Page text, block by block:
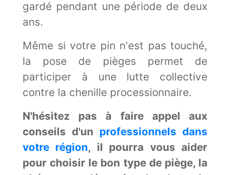
gardé pendant une période de deux
ans.
Même si votre pin n'est pas touché,
la pose de pièges permet de
participer à une lutte collective
contre la chenille processionnaire.
N'hésitez pas à faire appel aux
conseils d'un professionnels dans
votre région, il pourra vous aider
pour choisir le bon type de piège, la